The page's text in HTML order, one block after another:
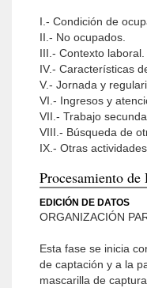
I.- Condición de
II.- No ocupados.
III.- Contexto laboral.
IV.- Características
V.- Jornada y
VI.- Ingresos y
VII.- Trabajo
VIII.- Búsqueda de
IX.- Otras actividades.
Procesamiento de
EDICIÓN DE DATOS
ORGANIZACIÓN
Esta fase se inicia
de captación y a la
mascarilla de